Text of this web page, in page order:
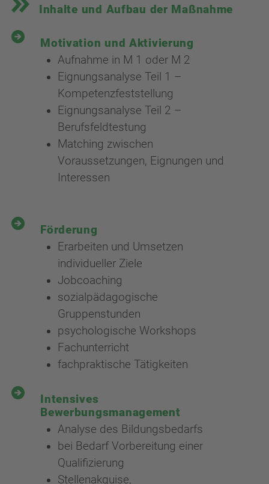
Inhalte und Aufbau der Maßnahme
Motivation und Aktivierung
Aufnahme in M 1 oder M 2
Eignungsanalyse Teil 1 –
Kompetenzfeststellung
Eignungsanalyse Teil 2 –
Berufsfeldtestung
Matching zwischen
Voraussetzungen, Eignungen und
Interessen
Förderung
Erarbeiten und Umsetzen
individueller Ziele
Jobcoaching
sozialpädagogische
Gruppenstunden
psychologische Workshops
Fachunterricht
fachpraktische Tätigkeiten
Intensives
Bewerbungsmanagement
Analyse des Bildungsbedarfs
bei Bedarf Vorbereitung einer
Qualifizierung
Stellenakquise,